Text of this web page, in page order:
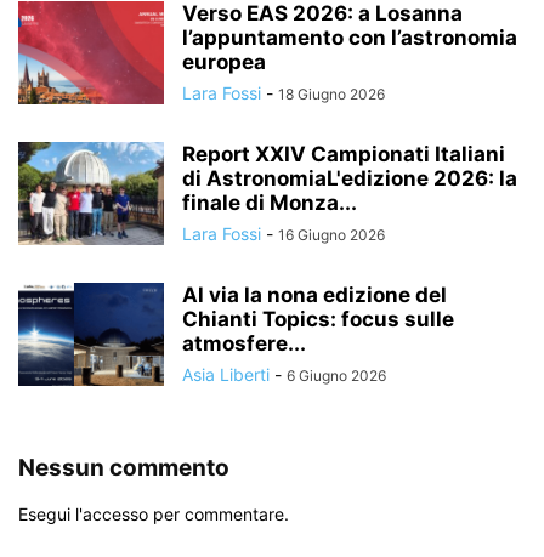
Verso EAS 2026: a Losanna
l’appuntamento con l’astronomia
europea
Lara Fossi - 18 Giugno 2026
Report XXIV Campionati Italiani
di AstronomiaL'edizione 2026: la
finale di Monza...
Lara Fossi - 16 Giugno 2026
Al via la nona edizione del
Chianti Topics: focus sulle
atmosfere...
Asia Liberti - 6 Giugno 2026
Nessun commento
Esegui l'accesso per commentare.